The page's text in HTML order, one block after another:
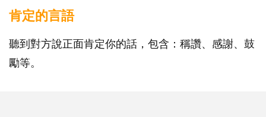
肯定的言語
聽到對方說正面肯定你的話，包含：稱讚、感謝、鼓
勵等。